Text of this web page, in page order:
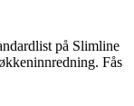
på Slimline
Fås